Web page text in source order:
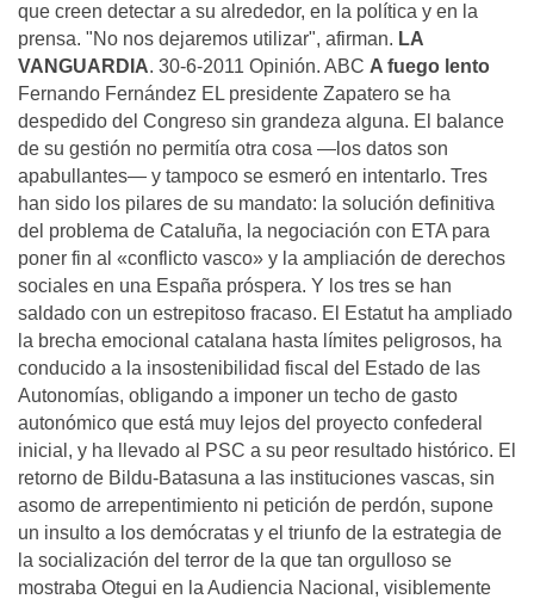
que creen detectar a su alrededor, en la política y en la
prensa. "No nos dejaremos utilizar", afirman. LA
VANGUARDIA. 30-6-2011 Opinión. ABC A fuego lento
Fernando Fernández EL presidente Zapatero se ha
despedido del Congreso sin grandeza alguna. El balance
de su gestión no permitía otra cosa —los datos son
apabullantes— y tampoco se esmeró en intentarlo. Tres
han sido los pilares de su mandato: la solución definitiva
del problema de Cataluña, la negociación con ETA para
poner fin al «conflicto vasco» y la ampliación de derechos
sociales en una España próspera. Y los tres se han
saldado con un estrepitoso fracaso. El Estatut ha ampliado
la brecha emocional catalana hasta límites peligrosos, ha
conducido a la insostenibilidad fiscal del Estado de las
Autonomías, obligando a imponer un techo de gasto
autonómico que está muy lejos del proyecto confederal
inicial, y ha llevado al PSC a su peor resultado histórico. El
retorno de Bildu-Batasuna a las instituciones vascas, sin
asomo de arrepentimiento ni petición de perdón, supone
un insulto a los demócratas y el triunfo de la estrategia de
la socialización del terror de la que tan orgulloso se
mostraba Otegui en la Audiencia Nacional, visiblemente